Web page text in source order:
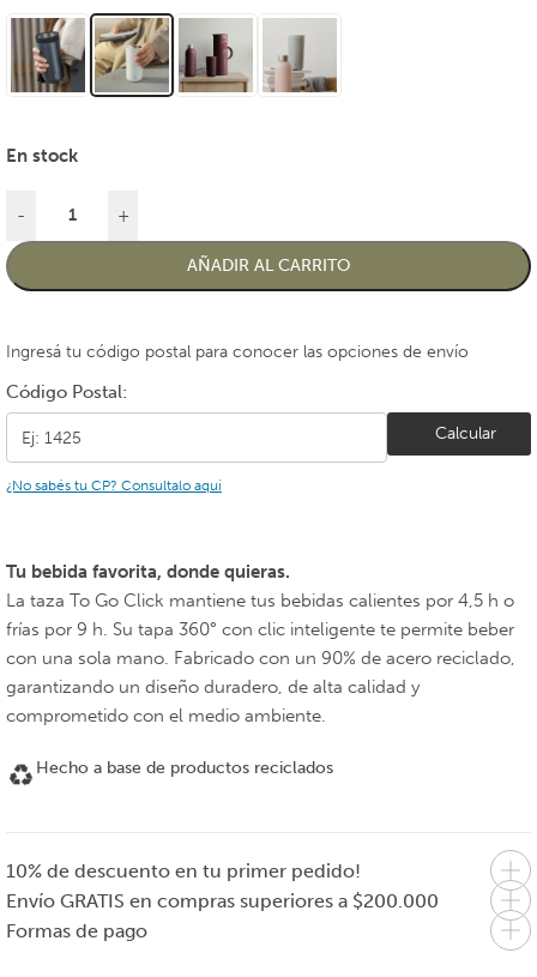
En stock
- +
AÑADIR AL CARRITO
Ingresá tu código postal para conocer las opciones de envío
Código Postal:
Calcular
¿No sabés tu CP? Consultalo aquí
Tu bebida favorita, donde quieras.
La taza To Go Click mantiene tus bebidas calientes por 4,5 h o
frías por 9 h. Su tapa 360° con clic inteligente te permite beber
con una sola mano. Fabricado con un 90% de acero reciclado,
garantizando un diseño duradero, de alta calidad y
comprometido con el medio ambiente.
Hecho a base de productos reciclados
10% de descuento en tu primer pedido!
Envío GRATIS en compras superiores a $200.000
Formas de pago